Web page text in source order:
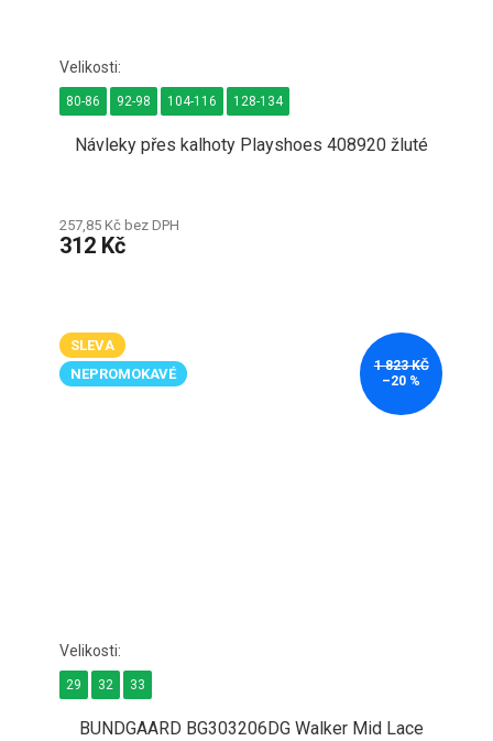
Návleky přes kalhoty Playshoes 408920 žluté
257,85 Kč bez DPH
312 Kč
80-86 92-98 104-116 128-134
SLEVA
NEPROMOKAVÉ
1 823 KČ
–20 %
BUNDGAARD BG303206DG Walker Mid Lace
29 32 33